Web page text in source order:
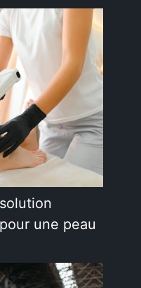
une peau